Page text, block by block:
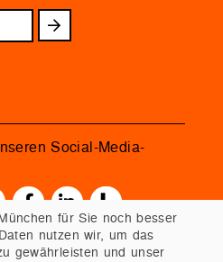
Social-Media-
für Sie noch besser
nutzen wir, um das
gewährleisten und unser